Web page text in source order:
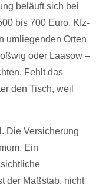
beläuft sich bei
bis 700 Euro. Kfz-
umliegenden Orten
oder Laasow –
Fehlt das
den Tisch, weil
Die Versicherung
Ein
der Maßstab, nicht